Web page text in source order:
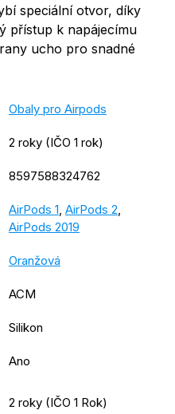
speciální otvor, díky
přístup k napájecímu
ucho pro snadné
Obaly pro Airpods
2 roky (IČO 1 rok)
8597588324762
AirPods 1 AirPods 2
AirPods 2019
Oranžová
ACM
Silikon
Ano
2 roky (IČO 1 Rok)